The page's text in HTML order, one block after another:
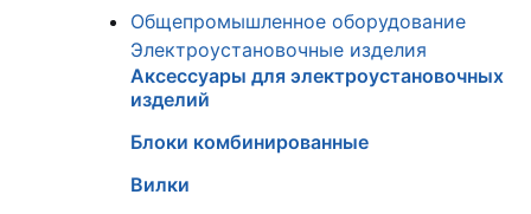
Общепромышленное оборудование
Электроустановочные изделия
Аксессуары для электроустановочных
изделий
Блоки комбинированные
Вилки